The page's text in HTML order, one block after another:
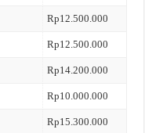
Rp12.500.000
Rp12.500.000
Rp14.200.000
Rp10.000.000
Rp15.300.000